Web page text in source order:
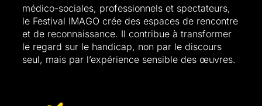
médico-sociales, professionnels et spectateurs,
le Festival IMAGO crée des espaces de rencontre
et de reconnaissance. Il contribue à transformer
le regard sur le handicap, non par le discours
seul, mais par l’expérience sensible des œuvres.